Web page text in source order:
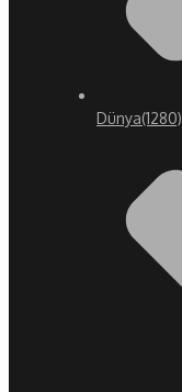
Dünya(1280)